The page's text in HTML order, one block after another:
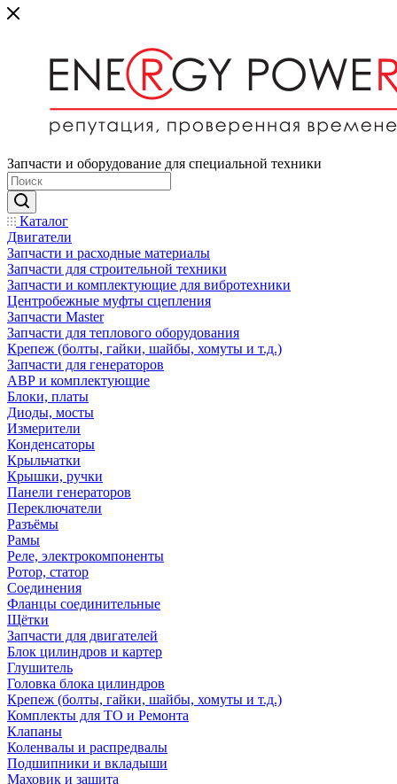
Запчасти и оборудование для специальной техники
Каталог
Двигатели
Запчасти и расходные материалы
Запчасти для строительной техники
Запчасти и комплектующие для вибротехники
Центробежные муфты сцепления
Запчасти Master
Запчасти для теплового оборудования
Крепеж (болты, гайки, шайбы, хомуты и т.д.)
Запчасти для генераторов
АВР и комплектующие
Блоки, платы
Диоды, мосты
Измерители
Конденсаторы
Крыльчатки
Крышки, ручки
Панели генераторов
Переключатели
Разъёмы
Рамы
Реле, электрокомпоненты
Ротор, статор
Соединения
Фланцы соединительные
Щётки
Запчасти для двигателей
Блок цилиндров и картер
Глушитель
Головка блока цилиндров
Крепеж (болты, гайки, шайбы, хомуты и т.д.)
Комплекты для ТО и Ремонта
Клапаны
Коленвалы и распредвалы
Подшипники и вкладыши
Маховик и защита